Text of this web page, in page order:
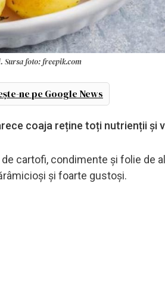
foto: freepik.com
ne pe Google News
coaja reține toți nutrienții și
cartofi, condimente și folie de
și foarte gustoși.